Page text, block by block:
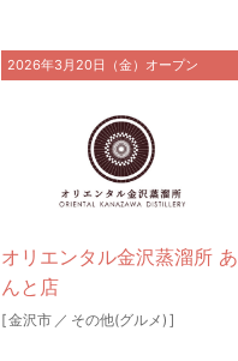
2026年3月20日（金）オープン
オリエンタル金沢蒸溜所 あ
んと店
[金沢市 ／ その他(グルメ) ]